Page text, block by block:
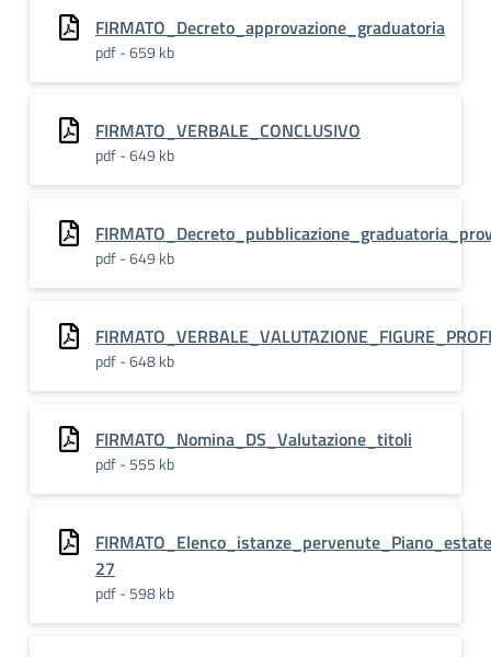
FIRMATO_Decreto_approvazione_graduatoria
pdf - 659 kb
FIRMATO_VERBALE_CONCLUSIVO
pdf - 649 kb
pdf - 649 kb
pdf - 648 kb
FIRMATO_Nomina_DS_Valutazione_titoli
pdf - 555 kb
27
pdf - 598 kb